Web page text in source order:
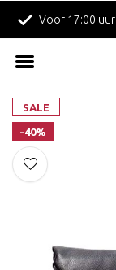
Voor 17:00 uur
SALE
-40%